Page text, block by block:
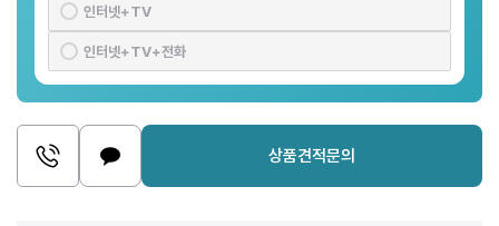
인터넷+TV
인터넷+TV+전화
상품견적문의